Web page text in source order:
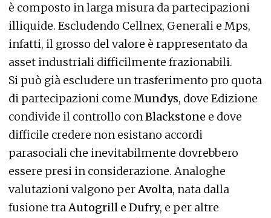
è composto in larga misura da partecipazioni
illiquide. Escludendo Cellnex, Generali e Mps,
infatti, il grosso del valore è rappresentato da
asset industriali difficilmente frazionabili.
Si può già escludere un trasferimento pro quota
di partecipazioni come Mundys, dove Edizione
condivide il controllo conBlackstone e dove
difficile credere non esistano accordi
parasociali che inevitabilmente dovrebbero
essere presi in considerazione. Analoghe
valutazioni valgono perAvolta, nata dalla
fusione traAutogrill e Dufry, e per altre